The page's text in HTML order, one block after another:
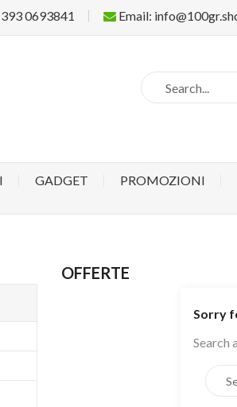
0693841 Email:
GADGET PROMOZIONI
OFFERTE
Sorry
Search